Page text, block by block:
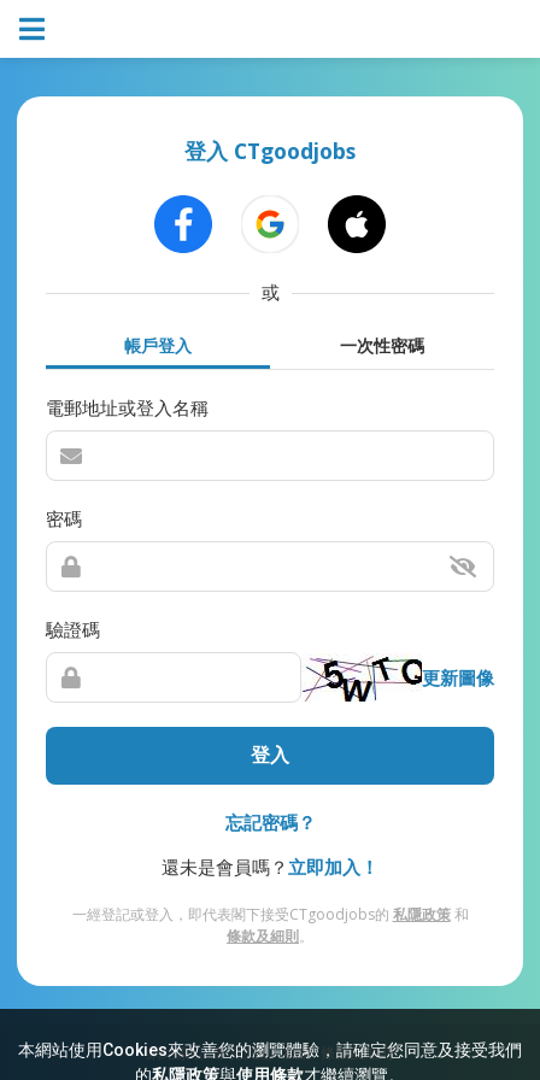
本網站使用Cookies來改善您的瀏覽體驗，請確定您同意及接受我們
的私隱政策與使用條款才繼續瀏覽。
登入 CTgoodjobs
或
帳戶登入 一次性密碼
電郵地址或登入名稱
密碼
驗證碼
更新圖像
登入
忘記密碼？
還未是會員嗎？ 立即加入！
一經登記或登入，即代表閣下接受CTgoodjobs的 私隱政策和
條款及細則。
網站索引 常見問題 私隱 條款及細則